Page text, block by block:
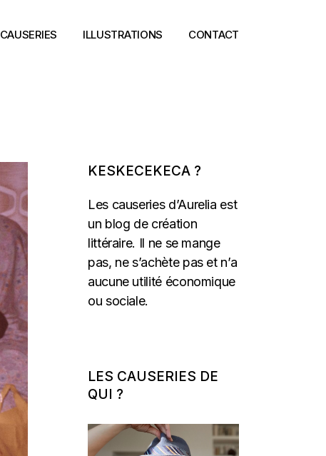
CAUSERIES ILLUSTRATIONS CONTACT
KESKECEKECA ?
Les causeries d’Aurelia est
un blog de création
littéraire. Il ne se mange
pas, ne s’achète pas et n’a
aucune utilité économique
ou sociale.
LES CAUSERIES DE
QUI ?